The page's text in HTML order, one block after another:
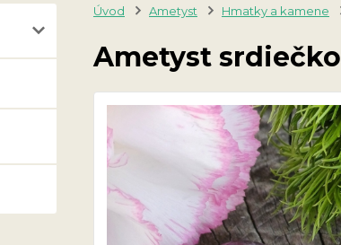
Úvod Ametyst Hmatky a kamene
Ametyst srdiečko